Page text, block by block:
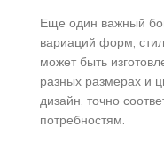
Еще один важный
вариаций форм,
может быть
разных размерах и
дизайн, точно
потребностям.